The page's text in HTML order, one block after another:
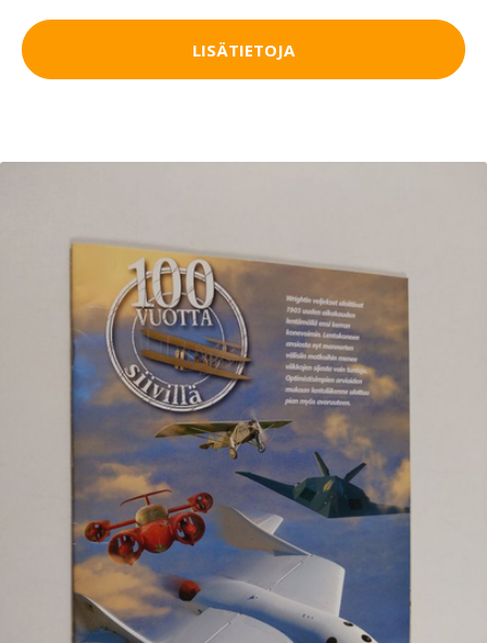
LISÄTIETOJA